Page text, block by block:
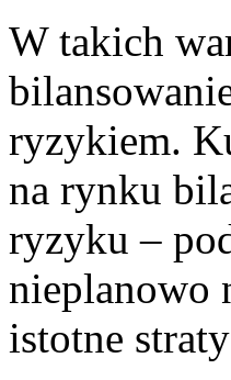
W takich
ryzykiem.
na rynku
ryzyku –
nieplanowo
istotne